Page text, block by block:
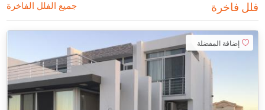
فلل فاخرة جميع الفلل الفاخرة
إضافة المفضلة